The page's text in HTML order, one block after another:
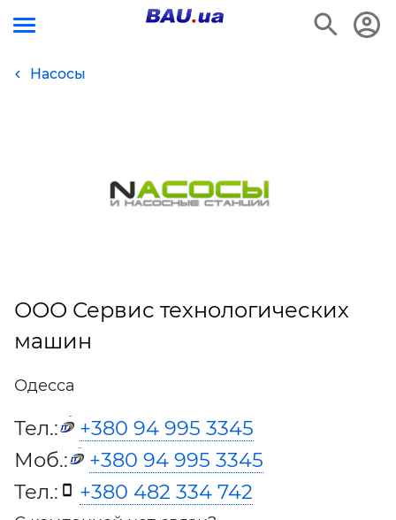
Насосы
ООО Сервис технологических
машин
Одесса
Тел.:
+380 94 995 3345
Моб.:
+380 94 995 3345
Тел.:
+380 482 334 742